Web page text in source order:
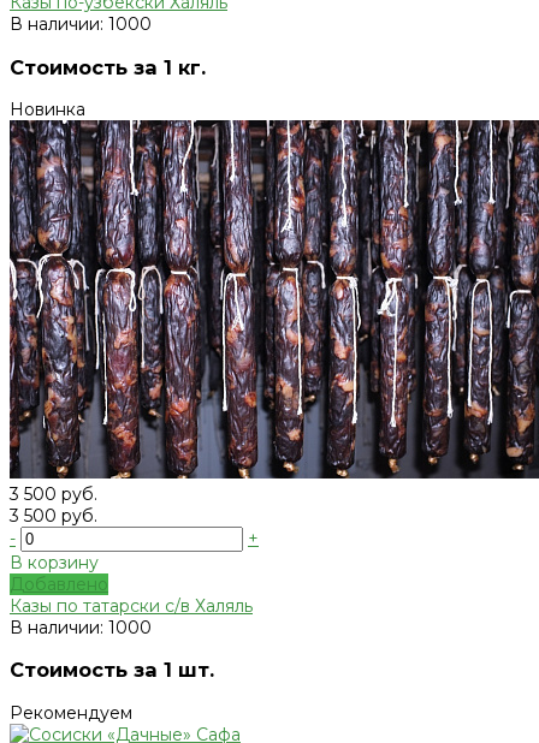
В наличии: 1000
Стоимость за 1 кг.
Новинка
3 500 руб.
3 500 руб.
-
+
В корзину
Добавлено
Казы по татарски с/в Халяль
В наличии: 1000
Стоимость за 1 шт.
Рекомендуем